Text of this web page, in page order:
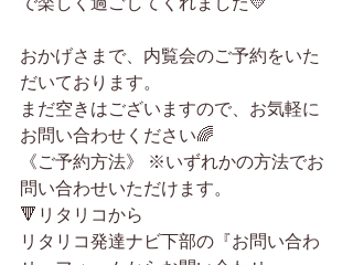
おかげさまで、内覧会のご予約をいた
だいております。
まだ空きはございますので、お気軽に
お問い合わせください🌈
《ご予約方法》 ※いずれかの方法でお
問い合わせいただけます。
🔻リタリコから
リタリコ発達ナビ下部の『お問い合わ